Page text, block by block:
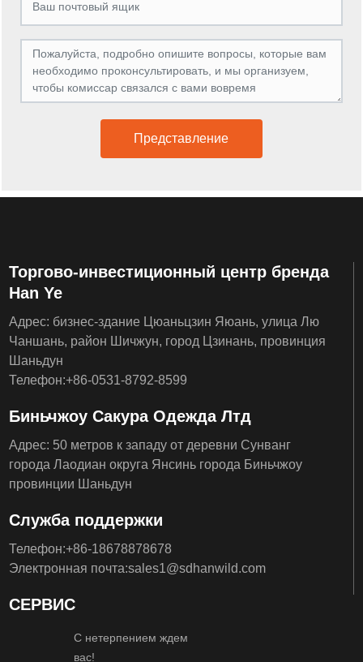
Представление
Торгово-инвестиционный центр бренда
Han Ye
Адрес: бизнес-здание Цюаньцзин Яюань, улица Лю
Чаншань, район Шичжун, город Цзинань, провинция
Шаньдун
Телефон:+86-0531-8792-8599
Биньчжоу Сакура Одежда Лтд
Адрес: 50 метров к западу от деревни Сунванг
города Лаодиан округа Янсинь города Биньчжоу
провинции Шаньдун
Служба поддержки
Телефон:+86-18678878678
Электронная почта:sales1@sdhanwild.com
СЕРВИС
С нетерпением ждем
вас!